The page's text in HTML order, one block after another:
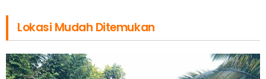
Lokasi Mudah Ditemukan